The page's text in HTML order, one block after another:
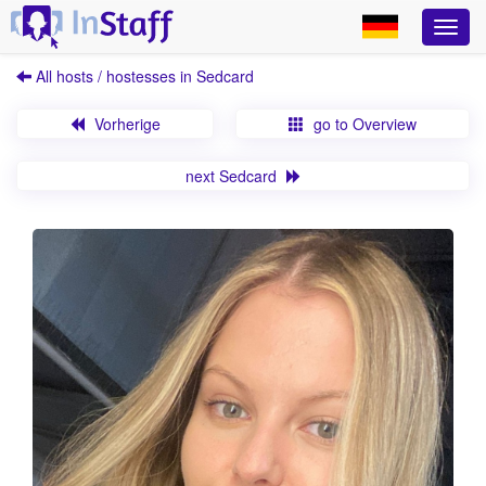
All hosts / hostesses in Sedcard
Vorherige go to Overview
next Sedcard